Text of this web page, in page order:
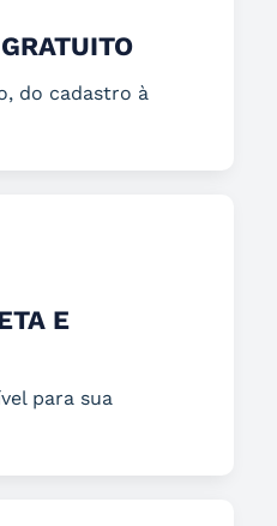
do cadastro à
E
para sua